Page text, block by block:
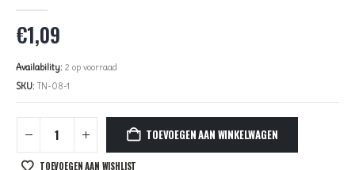
€1,09
Availability: 2 op voorraad
SKU: TN-08-1
TOEVOEGEN AAN WINKELWAGEN
TOEVOEGEN AAN WISHLIST